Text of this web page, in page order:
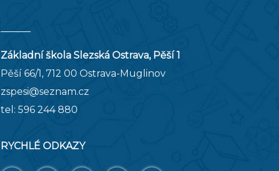
Základní škola Slezská Ostrava, Pěší 1
Pěší 66/1, 712 00 Ostrava-Muglinov
zspesi@seznam.cz
tel: 596 244 880
RYCHLÉ ODKAZY